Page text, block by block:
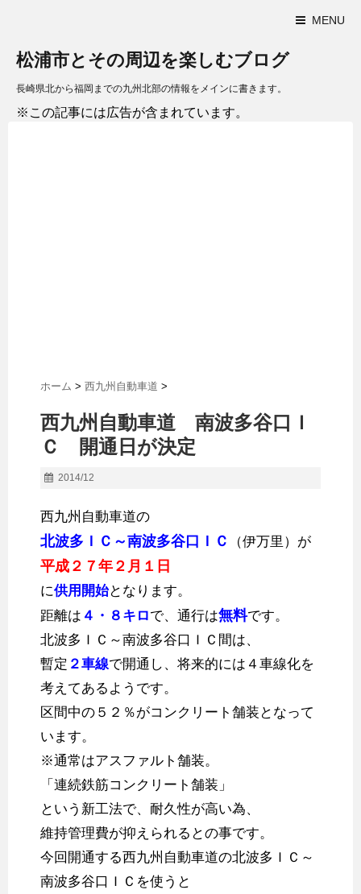
MENU
松浦市とその周辺を楽しむブログ
長崎県北から福岡までの九州北部の情報をメインに書きます。
※この記事には広告が含まれています。
ホーム > 西九州自動車道 >
西九州自動車道 南波多谷口Ｉ
Ｃ 開通日が決定
2014/12
西九州自動車道の
北波多ＩＣ～南波多谷口ＩＣ （伊万里）が
平成２７年２月１日
に供用開始となります。
距離は ４・８キロで、通行は無料です。
北波多ＩＣ～南波多谷口ＩＣ間は、
暫定 ２車線で開通し、将来的には４車線化を
考えてあるようです。
区間中の５２％がコンクリート舗装となって
います。
※通常はアスファルト舗装。
「連続鉄筋コンクリート舗装」
という新工法で、耐久性が高い為、
維持管理費が抑えられるとの事です。
今回開通する西九州自動車道の北波多ＩＣ～
南波多谷口ＩＣを使うと